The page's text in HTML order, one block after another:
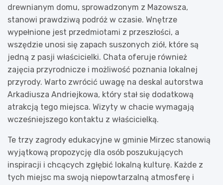
drewnianym domu, sprowadzonym z Mazowsza,
stanowi prawdziwą podróż w czasie. Wnętrze
wypełnione jest przedmiotami z przeszłości, a
wszędzie unosi się zapach suszonych ziół, które są
jedną z pasji właścicielki. Chata oferuje również
zajęcia przyrodnicze i możliwość poznania lokalnej
przyrody. Warto zwrócić uwagę na deskal autorstwa
Arkadiusza Andriejkowa, który stał się dodatkową
atrakcją tego miejsca. Wizyty w chacie wymagają
wcześniejszego kontaktu z właścicielką.
Te trzy zagrody edukacyjne w gminie Mirzec stanowią
wyjątkową propozycję dla osób poszukujących
inspiracji i chcących zgłębić lokalną kulturę. Każde z
tych miejsc ma swoją niepowtarzalną atmosferę i